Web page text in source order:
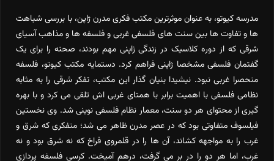
مدرسه کیوتو، به عنوان موثرترین مکتب فکری مدرن ژاپن، با بررسی شباهت
ها و تفاوت ها بین سنت های فلسفی غربی و فلسفه ها و مذاهب آسیای
شرقی که از دوره کلاسیک در زندگی ژاپنی مهم بودند، صحنه را برای یک
گفتمان فلسفی مشخصا ژاپنی فراهم کرد. دستمایه مکتب کیوتو، فلسفه
منحصرا غربی نبود. نیشیدا بنیان گذار این مکتب، تفکر شرقی را به مثابه
نظامی فلسفی با اهمیت برابر با همتای غربی اش تلقی می کرد و با بهره
گیری از محتوای هر دو سنت، معمار نظام فلسفی نوینی شد. وی نخستین
فیلسوف متفاوتی بود که در عصر مدرن ظاهر می شد؛ متفکری که شرق و
غرب را به مواجهه کشاند، آن ها را در قلمروی فراخ که نه شرق بود و نه
غرب، اما هر دو را در بر می گرفت، درهم آمیخت. کرسی فلسفه پردازی